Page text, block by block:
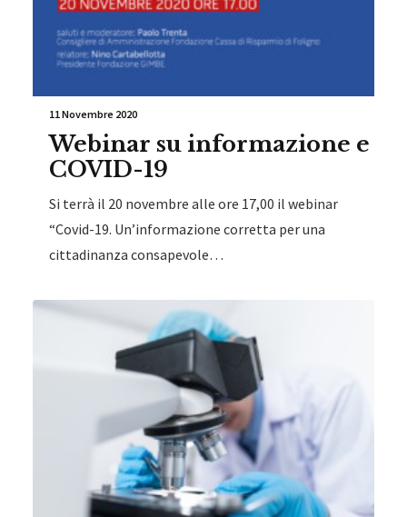
11 Novembre 2020
Webinar su informazione e
COVID-19
Si terrà il 20 novembre alle ore 17,00 il webinar
“Covid-19. Un’informazione corretta per una
cittadinanza consapevole…